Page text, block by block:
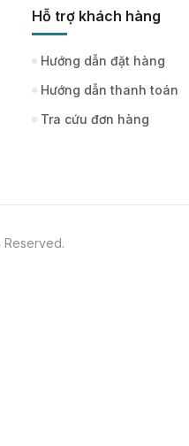
Hỗ trợ khách hàng
Hướng dẫn đặt hàng
Hướng dẫn thanh toán
Tra cứu đơn hàng
Reserved.